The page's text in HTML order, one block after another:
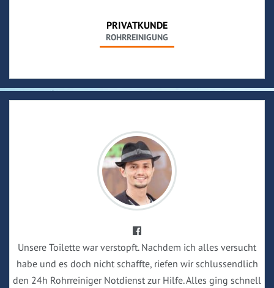
PRIVATKUNDE
ROHRREINIGUNG
Unsere Toilette war verstopft. Nachdem ich alles versucht
habe und es doch nicht schaffte, riefen wir schlussendlich
den 24h Rohrreiniger Notdienst zur Hilfe. Alles ging schnell